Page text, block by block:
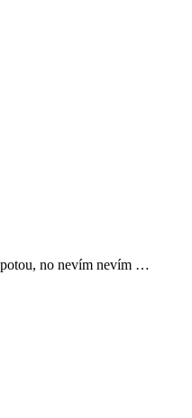
no nevím nevím …